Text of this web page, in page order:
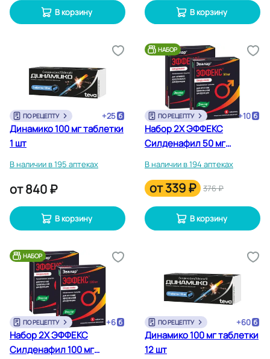
В корзину В корзину
ПО РЕЦЕПТУ +25
Динамико 100 мг таблетки
1 шт
В наличии в 195 аптеках
от840 ₽
В корзину
ПО РЕЦЕПТУ
НАБОР
+10
Набор 2Х ЭФФЕКС
Силденафил 50 мг
В наличии в 194 аптеках
от339 ₽ 376 ₽
В корзину
ПО РЕЦЕПТУ
НАБОР
+6
Набор 2Х ЭФФЕКС
Силденафил 100 мг
ПО РЕЦЕПТУ +60
Динамико 100 мг таблетки
12 шт